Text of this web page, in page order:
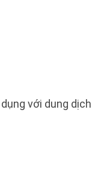
với dung dịch